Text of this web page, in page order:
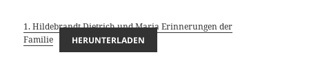
1. Hildebrandt Dietrich und Maria Erinnerungen der
Familie
HERUNTERLADEN